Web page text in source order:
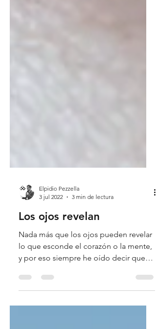
Elpidio Pezzella
3 jul 2022
3 min de lectura
Los ojos revelan
lo que esconde el corazón o la mente,
y por eso siempre he oído decir que
los ojos son el espejo del...